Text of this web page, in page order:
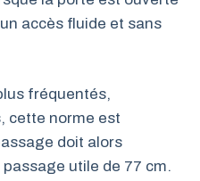
accès fluide et sans
fréquentés,
cette norme est
doit alors
utile de 77 cm.